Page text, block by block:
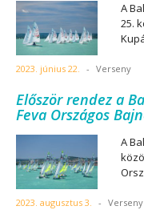
A
25.
2023. június 22. - Verseny
Először rendez a
Feva Országos
A
2023. augusztus 3. - Verseny